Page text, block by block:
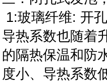
1:玻璃纤维: 开
导热系数也随着
的隔热保温和防
度小、导热系数